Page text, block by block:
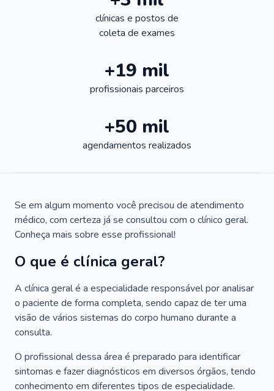
clínicas e postos de
coleta de exames
+19 mil
profissionais parceiros
+50 mil
agendamentos realizados
Se em algum momento você precisou de atendimento
médico, com certeza já se consultou com o clínico geral.
Conheça mais sobre esse profissional!
O que é clínica geral?
A clínica geral é a especialidade responsável por analisar
o paciente de forma completa, sendo capaz de ter uma
visão de vários sistemas do corpo humano durante a
consulta.
O profissional dessa área é preparado para identificar
sintomas e fazer diagnósticos em diversos órgãos, tendo
conhecimento em diferentes tipos de especialidade.